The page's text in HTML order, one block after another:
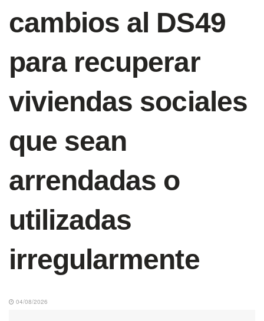
cambios al DS49
para recuperar
viviendas sociales
que sean
arrendadas o
utilizadas
irregularmente
04/08/2026